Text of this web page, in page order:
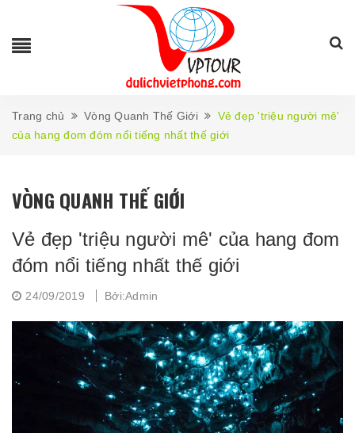
Trang chủ Vòng Quanh Thế Giới
Vẻ đẹp 'triệu người mê'
của hang đom đóm nổi tiếng nhất thế giới
VÒNG QUANH THẾ GIỚI
Vẻ đẹp 'triệu người mê' của hang đom
đóm nổi tiếng nhất thế giới
24/09/2019 Bởi:Admin